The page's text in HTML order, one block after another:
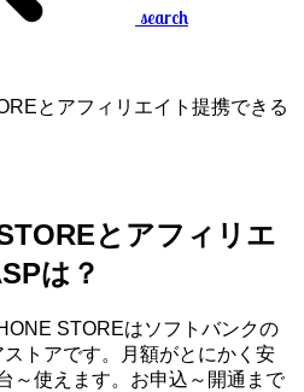
search
とアフィリエイト提携できる
とアフィリエ
は？
STOREはソフトバンクの
トアです。月額がとにかく安
～使えます。お申込～開通まで